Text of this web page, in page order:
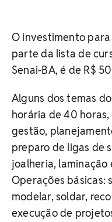
O investimento
parte da lista de
Senai-BA, é de R$
Alguns dos temas
horária de 40
gestão,
preparo de ligas de
joalheria,
Operações básicas:
modelar, soldar,
execução de